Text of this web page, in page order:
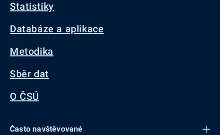
Statistiky
Databáze a aplikace
Metodika
Sběr dat
O ČSÚ
Často navštěvované